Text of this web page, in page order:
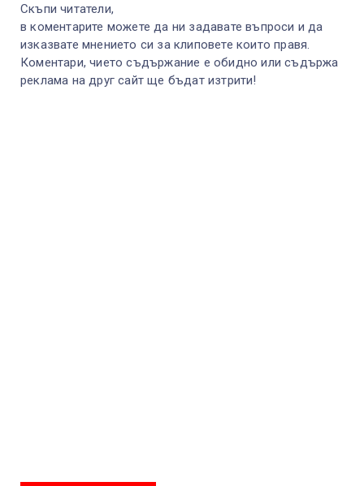
Скъпи читатели,
в коментарите можете да ни задавате въпроси и да
изказвате мнението си за клиповете които правя.
Коментари, чието съдържание е обидно или съдържа
реклама на друг сайт ще бъдат изтрити!